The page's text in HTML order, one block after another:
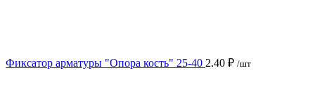
Фиксатор арматуры "Опора кость" 25-40 2.40 ₽ /шт